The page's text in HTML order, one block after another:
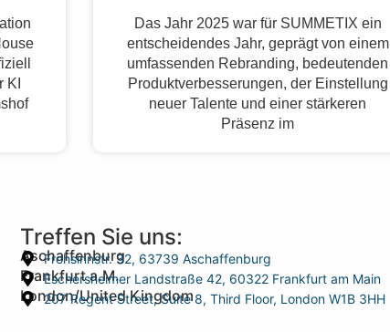
KI
Das Jahr 2025 war für SUMMETIX ein
entscheidendes Jahr, geprägt von einem
umfassenden Rebranding, bedeutenden
Produktverbesserungen, der Einstellung
neuer Talente und einer stärkeren
Präsenz im
Treffen Sie uns:
Aschaffenburg
Frohsinnstr. 32, 63739 Aschaffenburg
Frankfurt a.M.
Eschersheimer Landstraße 42, 60322 Frankfurt am Main
London/United Kingdom
207 Regent Street, Suite 8, Third Floor, London W1B 3HH